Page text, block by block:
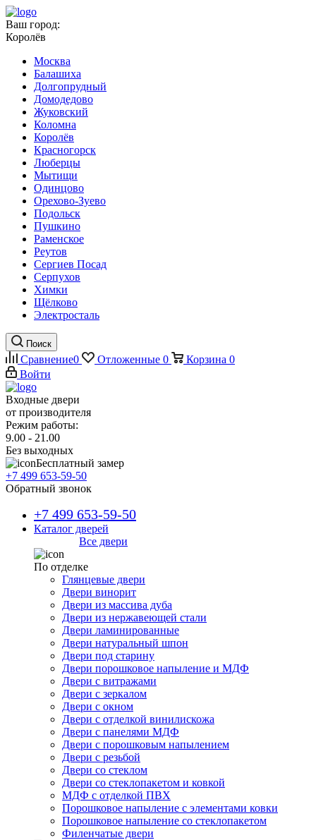
Ваш город:
Королёв
Москва
Балашиха
Долгопрудный
Домодедово
Жуковский
Коломна
Королёв
Красногорск
Люберцы
Мытищи
Одинцово
Орехово-Зуево
Подольск
Пушкино
Раменское
Реутов
Сергиев Посад
Серпухов
Химки
Щёлково
Электросталь
Поиск
Сравнение0 Отложенные 0 Корзина 0
Войти
Входные двери
от производителя
Режим работы:
9.00 - 21.00
Без выходных
Бесплатный замер
+7 499 653-59-50
Обратный звонок
+7 499 653-59-50
Каталог дверей
Все двери
По отделке
Глянцевые двери
Двери винорит
Двери из массива дуба
Двери из нержавеющей стали
Двери ламинированные
Двери натуральный шпон
Двери под старину
Двери порошковое напыление и МДФ
Двери с витражами
Двери с зеркалом
Двери с окном
Двери с отделкой винилискожа
Двери с панелями МДФ
Двери с порошковым напылением
Двери с резьбой
Двери со стеклом
Двери со стеклопакетом и ковкой
МДФ с отделкой ПВХ
Порошковое напыление с элементами ковки
Порошковое напыление со стеклопакетом
Филенчатые двери